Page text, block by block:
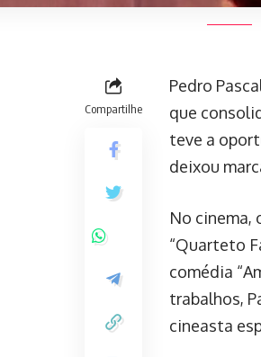
Compartilhe
Pedro
que
teve a
deixou
No cinema,
“Quarteto
comédia
trabalhos,
cineasta